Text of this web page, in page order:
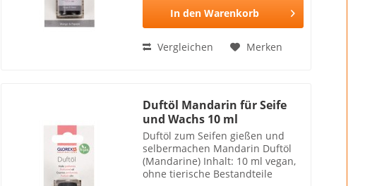
In den Warenkorb
Vergleichen Merken
Duftöl Mandarin für Seife
und Wachs 10 ml
Duftöl zum Seifen gießen und
selbermachen Mandarin Duftöl
(Mandarine) Inhalt: 10 ml vegan,
ohne tierische Bestandteile